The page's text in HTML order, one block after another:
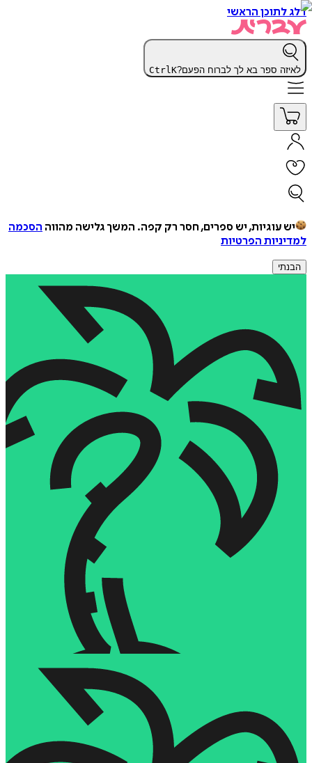
דלג לתוכן הראשי
לאיזה ספר בא לך לברוח הפעם? CtrlK
יש עוגיות, יש ספרים, חסר רק קפה. המשך גלישה מהווה הסכמה
למדיניות הפרטיות
הבנתי